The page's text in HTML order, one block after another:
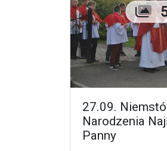
27.09.
Narodzenia
Panny